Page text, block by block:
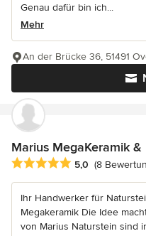
Genau dafür bin ich...
Mehr
An der Brücke 36, 51491
Marius MegaKeramik
Durchschnittliche
5,0 (8
Ihr Handwerker für
Megakeramik Die Idee
von Marius Naturstein sind